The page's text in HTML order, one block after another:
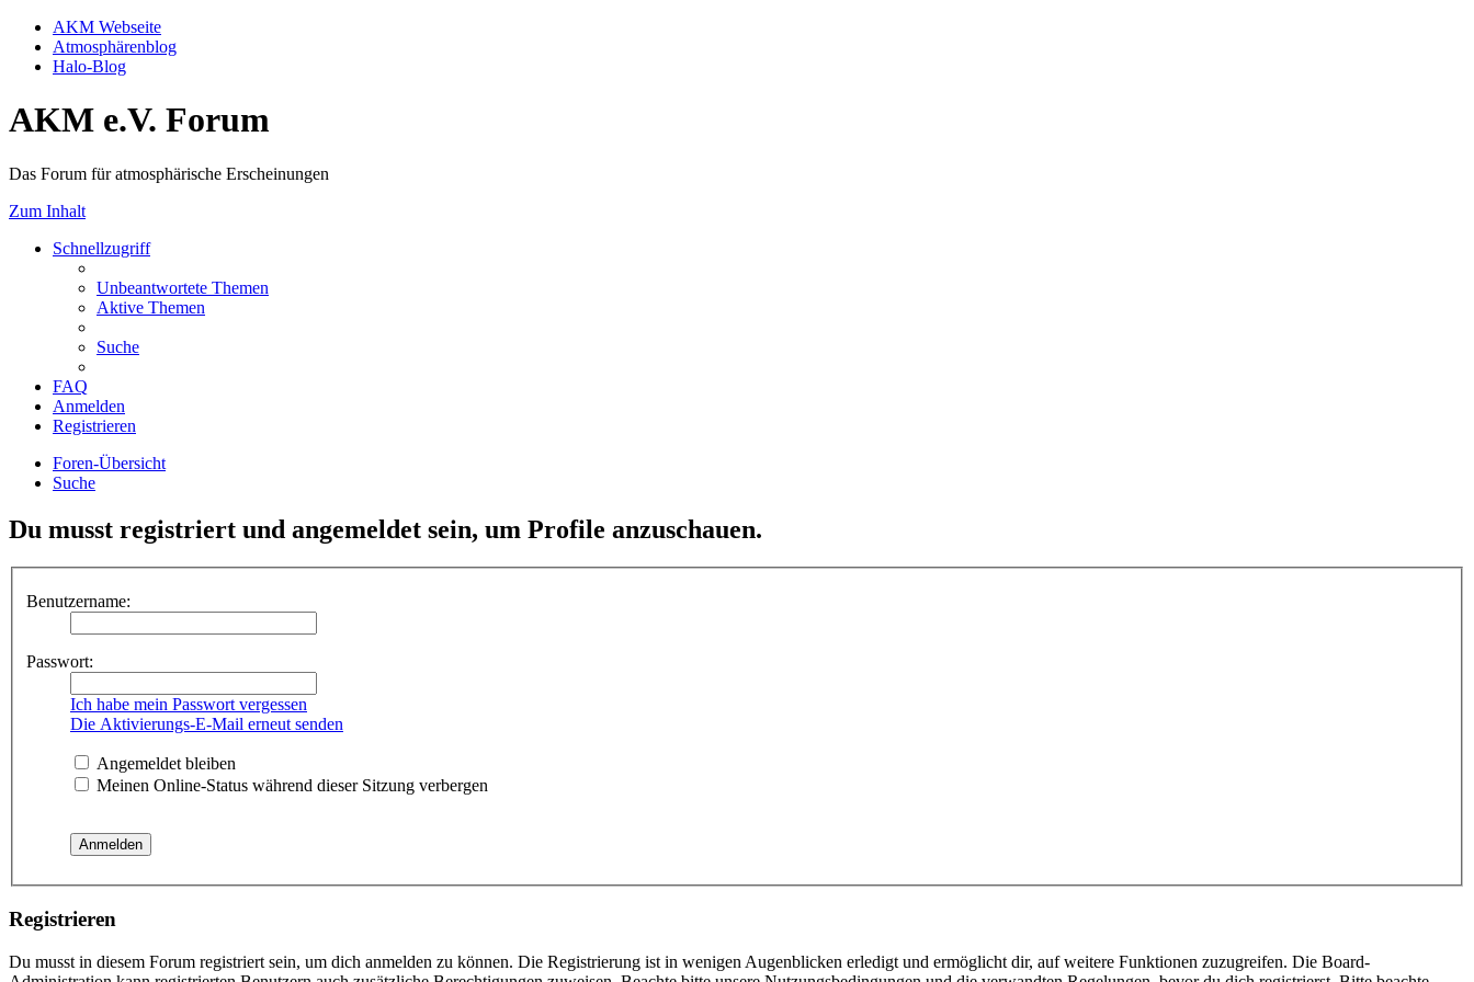
AKM Webseite
Atmosphärenblog
Halo-Blog
AKM e.V. Forum
Das Forum für atmosphärische Erscheinungen
Zum Inhalt
Schnellzugriff
Unbeantwortete Themen
Aktive Themen
Suche
FAQ
Anmelden
Registrieren
Foren-Übersicht
Suche
Du musst registriert und angemeldet sein, um Profile anzuschauen.
Benutzername:
Passwort:
Ich habe mein Passwort vergessen
Die Aktivierungs-E-Mail erneut senden
Angemeldet bleiben
Meinen Online-Status während dieser Sitzung verbergen
Registrieren
Du musst in diesem Forum registriert sein, um dich anmelden zu können. Die Registrierung ist in wenigen Augenblicken erledigt und ermöglicht dir, auf weitere Funktionen zuzugreifen. Die Board-